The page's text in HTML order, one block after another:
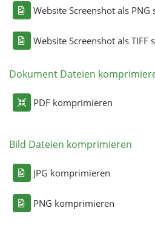
Website Screenshot als PNG
Website Screenshot als TIFF
Dokument Dateien
PDF komprimieren
Bild Dateien komprimieren
JPG komprimieren
PNG komprimieren